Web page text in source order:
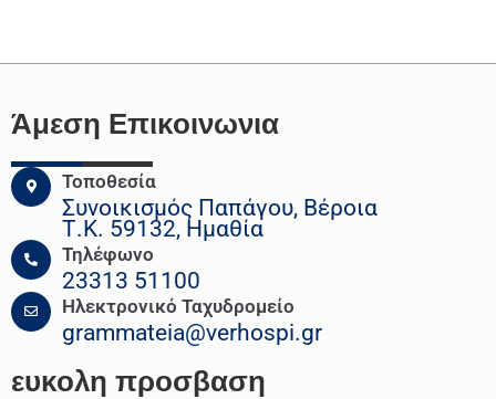
Άμεση Επικοινωνια
Τοποθεσία
Συνοικισμός Παπάγου, Βέροια
Τ.Κ. 59132, Ημαθία
Τηλέφωνο
23313 51100
Ηλεκτρονικό Ταχυδρομείο
grammateia@verhospi.gr
ευκολη προσβαση